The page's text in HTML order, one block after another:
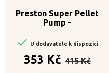
Preston Super Pellet
Pump -
 U dodavatele k dispozici
353 Kč cena
415 Kč